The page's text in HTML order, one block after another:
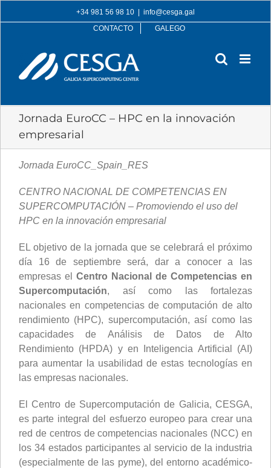
to
+34 981 56 98 10
info@cesga.gal
CONTACTO
GALEGO
Jornada EuroCC – HPC en la innovación
empresarial
Jornada EuroCC_Spain_RES
CENTRO NACIONAL DE COMPETENCIAS EN
SUPERCOMPUTACIÓN – Promoviendo el uso del
HPC en la innovación empresarial
EL objetivo de la jornada que se celebrará el próximo
día 16 de septiembre será, dar a conocer a las
empresas el Centro Nacional de Competencias en
Supercomputación, así como las fortalezas
nacionales en competencias de computación de alto
rendimiento (HPC), supercomputación, así como las
capacidades de Análisis de Datos de Alto
Rendimiento (HPDA) y en Inteligencia Artificial (AI)
para aumentar la usabilidad de estas tecnologías en
las empresas nacionales.
El Centro de Supercomputación de Galicia, CESGA,
es parte integral del esfuerzo europeo para crear una
red de centros de competencias nacionales (NCC) en
los 34 estados participantes al servicio de la industria
(especialmente de las pyme), del entorno académico-